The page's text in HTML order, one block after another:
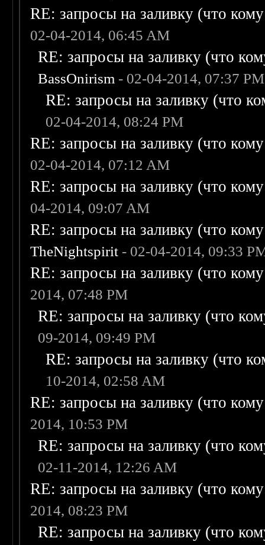
RE: запросы на заливку (что
02-04-2014, 06:45 AM
RE: запросы на заливку (что
BassOnirism - 02-04-2014, 07:37 PM
RE: запросы на заливку (что
02-04-2014, 08:24 PM
RE: запросы на заливку (что
02-04-2014, 07:12 AM
RE: запросы на заливку (что
04-2014, 09:07 AM
RE: запросы на заливку (что
TheNightspirit - 02-04-2014, 09:33
RE: запросы на заливку (что
2014, 07:48 PM
RE: запросы на заливку (что
09-2014, 09:49 PM
RE: запросы на заливку (что
10-2014, 02:58 AM
RE: запросы на заливку (что
2014, 10:53 PM
RE: запросы на заливку (что
02-11-2014, 12:26 AM
RE: запросы на заливку (что
2014, 08:23 PM
RE: запросы на заливку (что